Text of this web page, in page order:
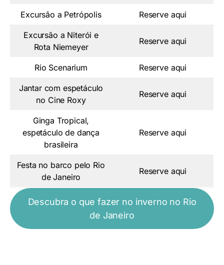
Excursão a Petrópolis Reserve aqui
Excursão a Niterói e
Rota Niemeyer
Reserve aqui
Rio Scenarium Reserve aqui
Jantar com espetáculo
no Cine Roxy
Reserve aqui
Ginga Tropical,
espetáculo de dança
brasileira
Reserve aqui
Festa no barco pelo Rio
de Janeiro
Reserve aqui
Descubra o que fazer no inverno no Rio
de Janeiro